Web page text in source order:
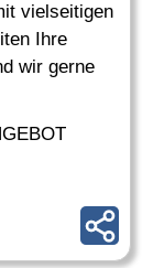
vielseitigen
Ihre
wir gerne